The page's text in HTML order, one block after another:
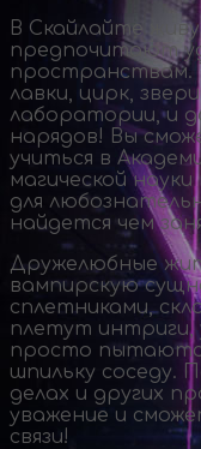
В Скайлайте
предпочитают
пространствам.
лавки, цирк,
лаборатории, и
нарядов! Вы
учиться в
магической
для
найдется чем
Дружелюбные
вампирскую
сплетниками,
плетут
просто
шпильку соседу.
делах и других
уважение и
связи!